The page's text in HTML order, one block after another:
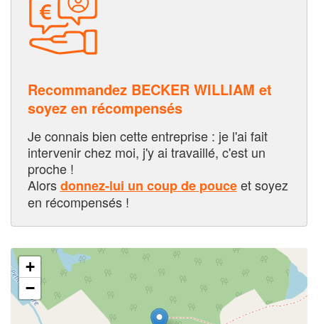
Recommandez BECKER WILLIAM et
soyez en récompensés
Je connais bien cette entreprise : je l'ai fait
intervenir chez moi, j'y ai travaillé, c'est un
proche !
Alorsdonnez-lui un coup de pouceet soyez
en récompensés !
+
−